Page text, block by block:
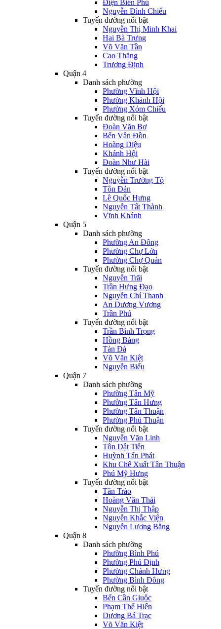
Điện Biên Phủ
Nguyễn Đình Chiểu
Tuyến đường nổi bật
Nguyễn Thị Minh Khai
Hai Bà Trưng
Võ Văn Tần
Cao Thắng
Trương Định
Quận 4
Danh sách phường
Phường Vĩnh Hội
Phường Khánh Hội
Phường Xóm Chiếu
Tuyến đường nổi bật
Đoàn Văn Bơ
Bến Vân Đồn
Hoàng Diệu
Khánh Hội
Đoàn Như Hài
Tuyến đường nổi bật
Nguyễn Trường Tộ
Tôn Đản
Lê Quốc Hưng
Nguyễn Tất Thành
Vĩnh Khánh
Quận 5
Danh sách phường
Phường An Đông
Phường Chợ Lớn
Phường Chợ Quán
Tuyến đường nổi bật
Nguyễn Trãi
Trần Hưng Đạo
Nguyễn Chí Thanh
An Dương Vương
Trần Phú
Tuyến đường nổi bật
Trần Bình Trọng
Hồng Bàng
Tản Đà
Võ Văn Kiệt
Nguyễn Biểu
Quận 7
Danh sách phường
Phường Tân Mỹ
Phường Tân Hưng
Phường Tân Thuận
Phường Phú Thuận
Tuyến đường nổi bật
Nguyễn Văn Linh
Tôn Dật Tiên
Huỳnh Tấn Phát
Khu Chế Xuất Tân Thuận
Phú Mỹ Hưng
Tuyến đường nổi bật
Tân Trào
Hoàng Văn Thái
Nguyễn Thị Thập
Nguyễn Khắc Viện
Nguyễn Lương Bằng
Quận 8
Danh sách phường
Phường Bình Phú
Phường Phú Định
Phường Chánh Hưng
Phường Bình Đông
Tuyến đường nổi bật
Bến Cần Giuộc
Phạm Thế Hiển
Dương Bá Trạc
Võ Văn Kiệt